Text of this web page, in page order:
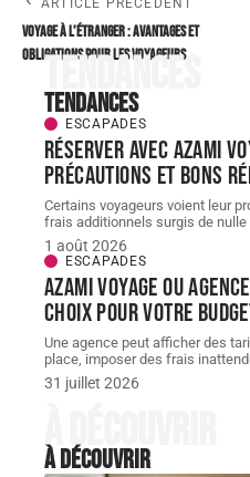
Voyage à l’étranger : avantages et
obligations pour les voyageurs
Tendances
Tendances
ESCAPADES
Réserver avec AZAMI
précautions et bons
Certains voyageurs voient leur
frais additionnels surgis de nulle
1 août 2026
ESCAPADES
AZAMI VOYAGE ou
choix pour votre
Une agence peut afficher des
place, imposer des frais
31 juillet 2026
À découvrir
À découvrir